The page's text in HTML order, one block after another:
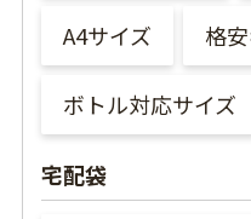
A4サイズ 格
ボトル対応サイズ
宅配袋